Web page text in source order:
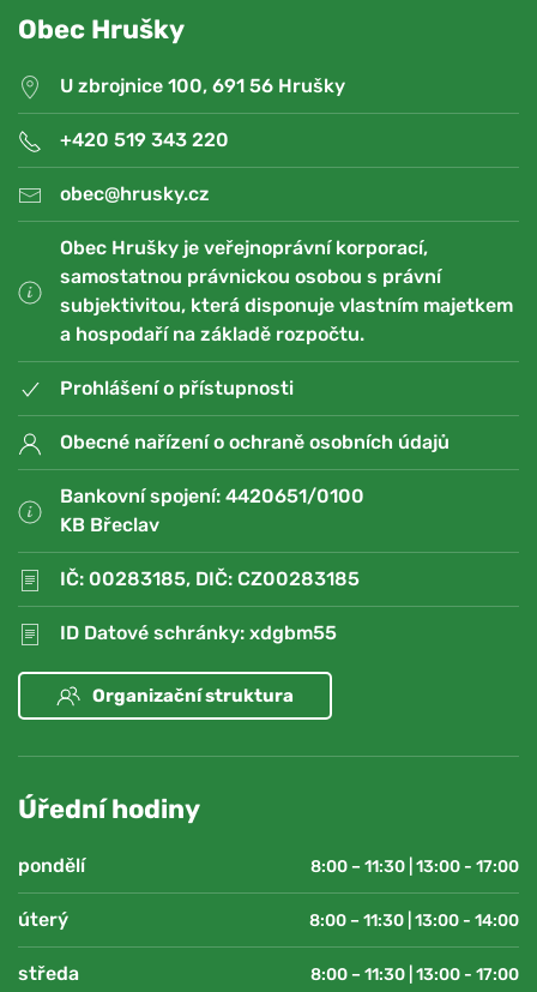
Obec Hrušky
U zbrojnice 100, 691 56 Hrušky
+420 519 343 220
obec@hrusky.cz
Obec Hrušky je veřejnoprávní korporací,
samostatnou právnickou osobou s právní
subjektivitou, která disponuje vlastním majetkem
a hospodaří na základě rozpočtu.
Prohlášení o přístupnosti
Obecné nařízení o ochraně osobních údajů
Bankovní spojení: 4420651/0100
KB Břeclav
IČ: 00283185, DIČ: CZ00283185
ID Datové schránky: xdgbm55
Organizační struktura
Úřední hodiny
pondělí 8:00 – 11:30 | 13:00 - 17:00
úterý 8:00 – 11:30 | 13:00 - 14:00
středa 8:00 – 11:30 | 13:00 - 17:00